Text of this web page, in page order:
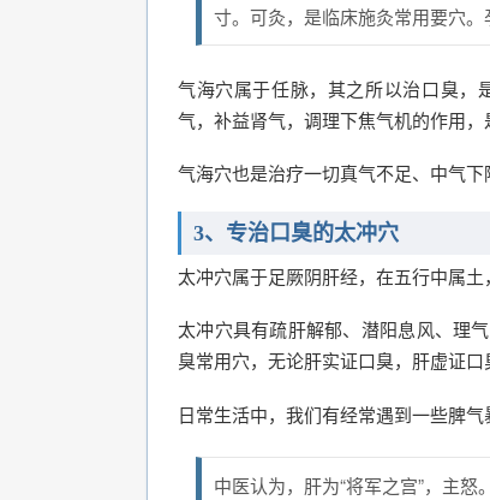
寸。可灸，是临床施灸常用要穴。
气海穴属于任脉，其之所以治口臭，
气，补益肾气，调理下焦气机的作用，
气海穴也是治疗一切真气不足、中气
3、专治口臭的太冲穴
太冲穴属于足厥阴肝经，在五行中属土
太冲穴具有疏肝解郁、潜阳息风、理
臭常用穴，无论肝实证口臭，肝虚证口
日常生活中，我们有经常遇到一些脾
中医认为，肝为“将军之宫”，主怒。